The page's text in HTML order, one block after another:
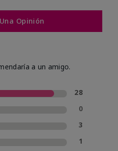
Opinión
a un amigo.
28
0
3
1